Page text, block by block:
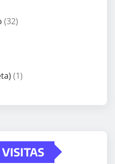
(32)
(1)